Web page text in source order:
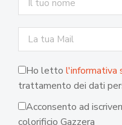
Ho letto l'informativa
trattamento dei dati
Acconsento ad
colorificio Gazzera